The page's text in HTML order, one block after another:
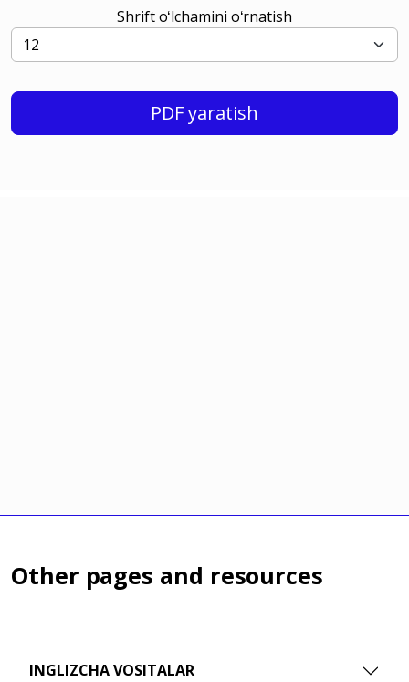
Shrift oʻlchamini oʻrnatish
PDF yaratish
Other pages and resources
INGLIZCHA VOSITALAR